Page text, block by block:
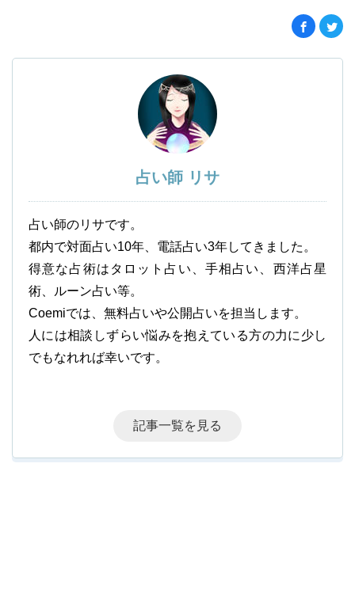
占い師 リサ
占い師のリサです。
都内で対面占い10年、電話占い3年してきました。
得意な占術はタロット占い、手相占い、西洋占星
術、ルーン占い等。
Coemiでは、無料占いや公開占いを担当します。
人には相談しずらい悩みを抱えている方の力に少し
でもなれれば幸いです。
記事一覧を見る